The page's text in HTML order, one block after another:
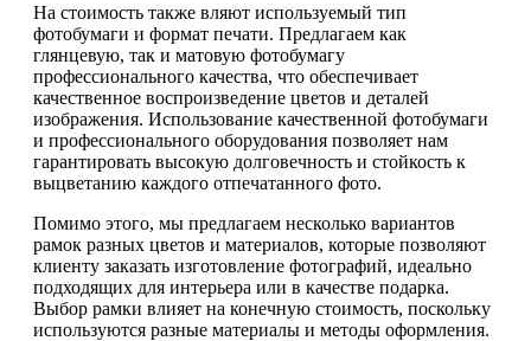
На стоимость также вляют используемый тип
фотобумаги и формат печати. Предлагаем как
глянцевую, так и матовую фотобумагу
профессионального качества, что обеспечивает
качественное воспроизведение цветов и деталей
изображения. Использование качественной фотобумаги
и профессионального оборудования позволяет нам
гарантировать высокую долговечность и стойкость к
выцветанию каждого отпечатанного фото.
Помимо этого, мы предлагаем несколько вариантов
рамок разных цветов и материалов, которые позволяют
клиенту заказать изготовление фотографий, идеально
подходящих для интерьера или в качестве подарка.
Выбор рамки влияет на конечную стоимость, поскольку
используются разные материалы и методы оформления.